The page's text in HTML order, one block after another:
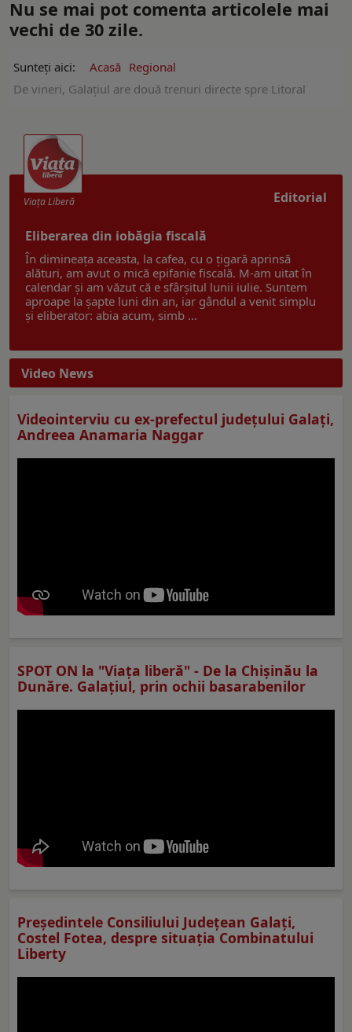
Nu se mai pot comenta articolele mai
vechi de 30 zile.
Sunteți aici: Acasă Regional
De vineri, Galațiul are două trenuri directe spre Litoral
Editorial
Viaţa Liberă
Eliberarea din iobăgia fiscală
În dimineața aceasta, la cafea, cu o țigară aprinsă
alături, am avut o mică epifanie fiscală. M-am uitat în
calendar și am văzut că e sfârșitul lunii iulie. Suntem
aproape la șapte luni din an, iar gândul a venit simplu
și eliberator: abia acum, simb ...
Video News
Videointerviu cu ex-prefectul judeţului Galaţi,
Andreea Anamaria Naggar
SPOT ON la "Viaţa liberă" - De la Chișinău la
Dunăre. Galațiul, prin ochii basarabenilor
Preşedintele Consiliului Judeţean Galaţi,
Costel Fotea, despre situaţia Combinatului
Liberty